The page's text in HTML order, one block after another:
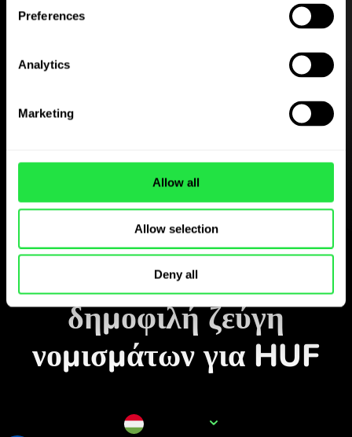
Preferences
Analytics
Marketing
Allow all
Allow selection
Deny all
την εφαρμογή ZEN.COM
και εγγραφείτε σε λίγα λεπτά.
Ανταλλαγή στην εφαρμογή
Παρακολουθήστε τα
δημοφιλή ζεύγη
νομισμάτων για HUF